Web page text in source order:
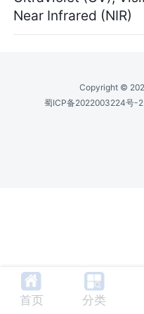
Near Infrared (NIR)
Copyright ©
蜀ICP备2022003224号-2
首页 分类